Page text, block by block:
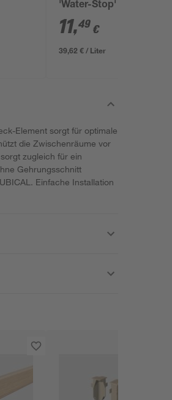
'Water-Stop' 290 ml
11,49 €
39,62 € / Liter
Element sorgt für optimale
die Zwischenräume vor
zugleich für ein
Gehrungsschnitt
Einfache Installation